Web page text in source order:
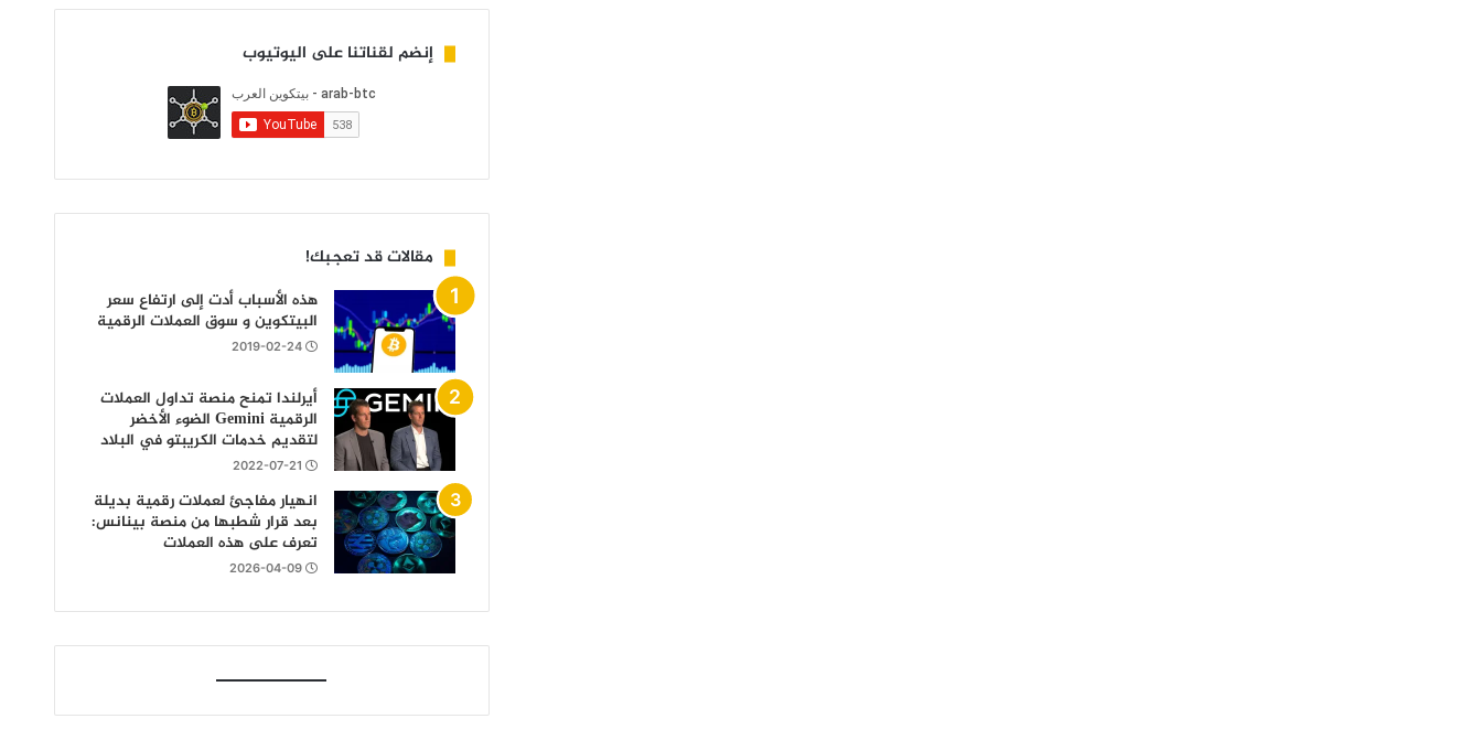
إنضم لقناتنا على اليوتيوب
مقالات قد تعجبك!
هذه الأسباب أدت إلى ارتفاع سعر
البيتكوين و سوق العملات الرقمية
2019-02-24
أيرلندا تمنح منصة تداول العملات
الرقمية Gemini الضوء الأخضر
لتقديم خدمات الكريبتو في البلاد
2022-07-21
انهيار مفاجئ لعملات رقمية بديلة
بعد قرار شطبها من منصة بينانس:
تعرف على هذه العملات
2026-04-09